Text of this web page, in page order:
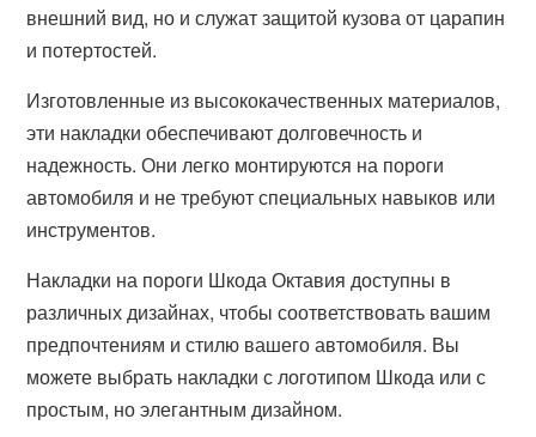
внешний вид, но и служат защитой кузова от царапин
и потертостей.
Изготовленные из высококачественных материалов,
эти накладки обеспечивают долговечность и
надежность. Они легко монтируются на пороги
автомобиля и не требуют специальных навыков или
инструментов.
Накладки на пороги Шкода Октавия доступны в
различных дизайнах, чтобы соответствовать вашим
предпочтениям и стилю вашего автомобиля. Вы
можете выбрать накладки с логотипом Шкода или с
простым, но элегантным дизайном.